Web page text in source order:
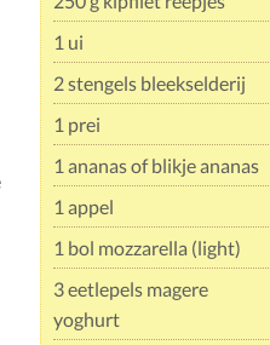
1 ui
2 stengels bleekselderij
1 prei
1 ananas of blikje ananas
1 appel
1 bol mozzarella (light)
3 eetlepels magere
yoghurt